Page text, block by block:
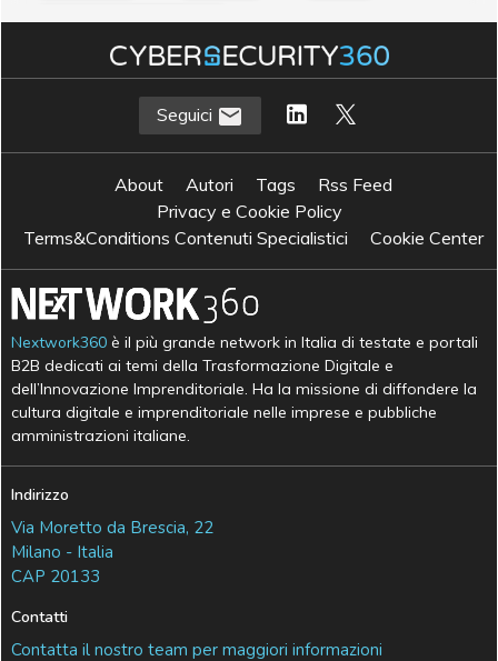
S Self-service analytics
Seguici
About Autori Tags
Rss Feed
Privacy e Cookie Policy
Terms&Conditions Contenuti Specialistici
Cookie Center
Nextwork360 è il più grande network in Italia di testate e portali
B2B dedicati ai temi della Trasformazione Digitale e
dell’Innovazione Imprenditoriale. Ha la missione di diffondere la
cultura digitale e imprenditoriale nelle imprese e pubbliche
amministrazioni italiane.
Indirizzo
Via Moretto da Brescia, 22
Milano - Italia
CAP 20133
Contatti
Contatta il nostro team per maggiori informazioni